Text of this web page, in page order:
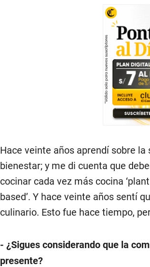
Hace veinte años aprendí sobre
bienestar; y me di cuenta que
cocinar cada vez más cocina
based’. Y hace veinte años sentí
culinario. Esto fue hace tiempo,
- ¿Sigues considerando que la
presente?